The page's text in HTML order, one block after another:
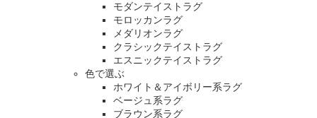
モダンテイストラグ
モロッカンラグ
メダリオンラグ
クラシックテイストラグ
エスニックテイストラグ
色で選ぶ
ホワイト＆アイボリー系ラグ
ベージュ系ラグ
ブラウン系ラグ